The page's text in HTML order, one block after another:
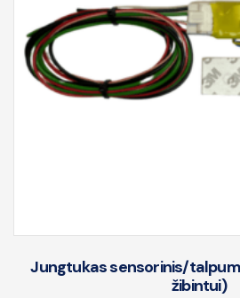
Jungtukas sensorinis/
žibintui)